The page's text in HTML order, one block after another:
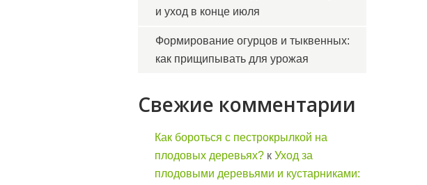
и уход в конце июля
Формирование огурцов и тыквенных:
как прищипывать для урожая
Свежие комментарии
Как бороться с пестрокрылкой на
плодовых деревьях? кУход за
плодовыми деревьями и кустарниками: